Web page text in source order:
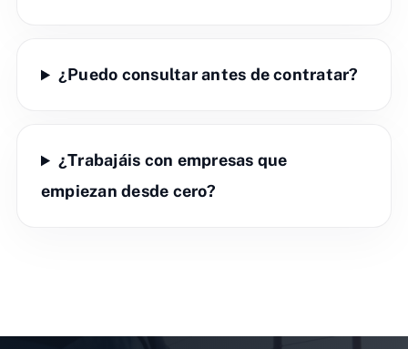
¿Puedo consultar antes de contratar?
¿Trabajáis con empresas que
empiezan desde cero?